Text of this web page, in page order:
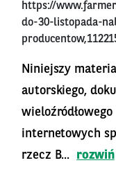
https://
do-30-listopada-
Niniejszy
autorskiego,
internetowych
rzecz B...
rozwiń